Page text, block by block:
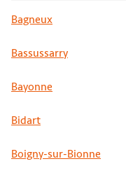
Bagneux
Bassussarry
Bayonne
Bidart
Boigny-sur-Bionne